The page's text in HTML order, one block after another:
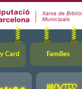
Card Famílies